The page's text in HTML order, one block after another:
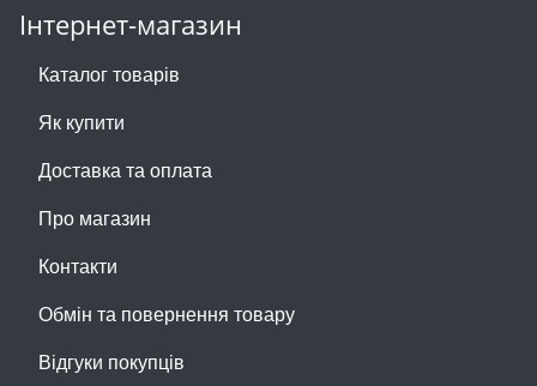
Інтернет-магазин
Каталог товарів
Як купити
Доставка та оплата
Про магазин
Контакти
Обмін та повернення товару
Відгуки покупців